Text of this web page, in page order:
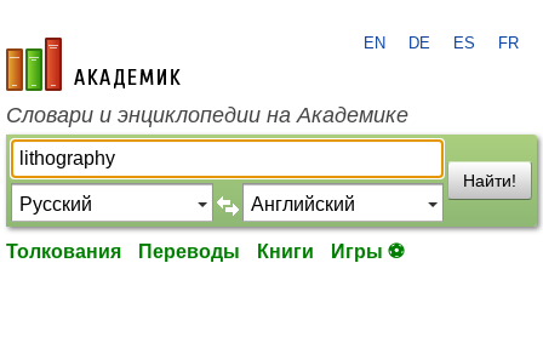
academic.ru
EN DE ES FR
Словари и энциклопедии на Академике
Найти!
Толкования Переводы Книги Игры ⚽